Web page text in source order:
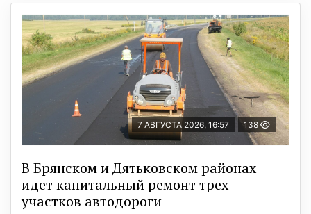
7 АВГУСТА 2026, 16:57 138
В Брянском и Дятьковском районах
идет капитальный ремонт трех
участков автодороги